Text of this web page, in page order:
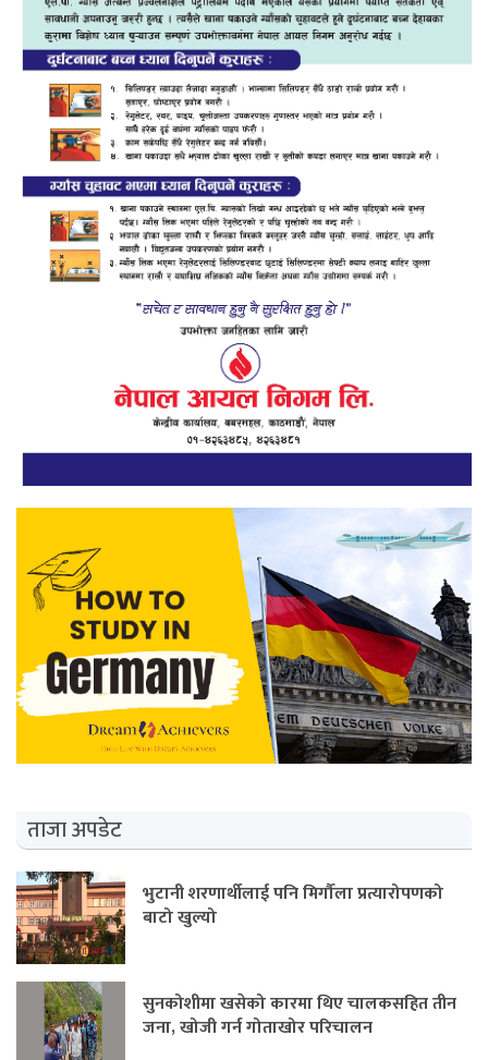
ताजा अपडेट
भुटानी शरणार्थीलाई पनि मिर्गौला प्रत्यारोपणको
बाटो खुल्यो
सुनकोशीमा खसेको कारमा थिए चालकसहित तीन
जना, खोजी गर्न गोताखोर परिचालन